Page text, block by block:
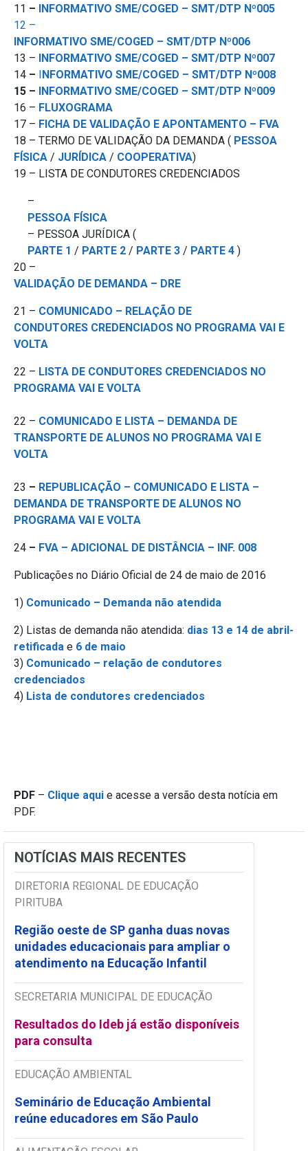
11 – INFORMATIVO SME/COGED – SMT/DTP Nº005
12 –
INFORMATIVO SME/COGED – SMT/DTP Nº006
13 – INFORMATIVO SME/COGED – SMT/DTP Nº007
14 – INFORMATIVO SME/COGED – SMT/DTP Nº008
15 – INFORMATIVO SME/COGED – SMT/DTP Nº009
16 – FLUXOGRAMA
17 – FICHA DE VALIDAÇÃO E APONTAMENTO – FVA
18 – TERMO DE VALIDAÇÃO DA DEMANDA ( PESSOA
FÍSICA / JURÍDICA / COOPERATIVA)
19 – LISTA DE CONDUTORES CREDENCIADOS
–
PESSOA FÍSICA
– PESSOA JURÍDICA (
PARTE 1 / PARTE 2 / PARTE 3 / PARTE 4 )
20 –
VALIDAÇÃO DE DEMANDA – DRE
21 – COMUNICADO – RELAÇÃO DE
CONDUTORES CREDENCIADOS NO PROGRAMA VAI E
VOLTA
22 – LISTA DE CONDUTORES CREDENCIADOS NO
PROGRAMA VAI E VOLTA
22 – COMUNICADO E LISTA – DEMANDA DE
TRANSPORTE DE ALUNOS NO PROGRAMA VAI E
VOLTA
23 – REPUBLICAÇÃO – COMUNICADO E LISTA –
DEMANDA DE TRANSPORTE DE ALUNOS NO
PROGRAMA VAI E VOLTA
24 – FVA – ADICIONAL DE DISTÂNCIA – INF. 008
Publicações no Diário Oficial de 24 de maio de 2016
1) Comunicado – Demanda não atendida
2) Listas de demanda não atendida: dias 13 e 14 de abril-
retificada e 6 de maio
3) Comunicado – relação de condutores
credenciados
4) Lista de condutores credenciados
PDF – Clique aqui e acesse a versão desta notícia em
PDF.
NOTÍCIAS MAIS RECENTES
DIRETORIA REGIONAL DE EDUCAÇÃO
PIRITUBA
Região oeste de SP ganha duas novas
unidades educacionais para ampliar o
atendimento na Educação Infantil
SECRETARIA MUNICIPAL DE EDUCAÇÃO
Resultados do Ideb já estão disponíveis
para consulta
EDUCAÇÃO AMBIENTAL
Seminário de Educação Ambiental
reúne educadores em São Paulo